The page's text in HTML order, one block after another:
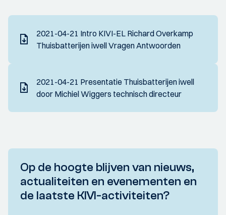
2021-04-21 Intro KIVI-EL Richard Overkamp
Thuisbatterijen iwell Vragen Antwoorden
2021-04-21 Presentatie Thuisbatterijen iwell
door Michiel Wiggers technisch directeur
Op de hoogte blijven van nieuws,
actualiteiten en evenementen en
de laatste KIVI-activiteiten?